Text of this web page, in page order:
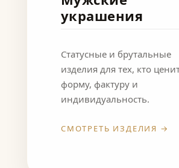
украшения
Статусные и брутальные
изделия для тех, кто
форму, фактуру и
индивидуальность.
СМОТРЕТЬ ИЗДЕЛИЯ →